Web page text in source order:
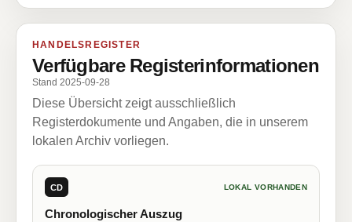
HANDELSREGISTER
Verfügbare Registerinformationen
Stand 2025-09-28
Diese Übersicht zeigt ausschließlich
Registerdokumente und Angaben, die in unserem
lokalen Archiv vorliegen.
CD LOKAL VORHANDEN
Chronologischer Auszug